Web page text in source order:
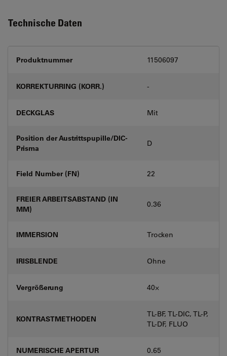
Technische Daten
Produktnummer 11506097
KORREKTURRING (KORR.) -
DECKGLAS Mit
Position der Austrittspupille/DIC-
Prisma
D
Field Number (FN) 22
FREIER ARBEITSABSTAND (IN
MM)
0.36
IMMERSION Trocken
IRISBLENDE Ohne
Vergrößerung 40⨉
KONTRASTMETHODEN
TL-BF, TL-DIC, TL-P,
TL-DF, FLUO
NUMERISCHE APERTUR 0.65